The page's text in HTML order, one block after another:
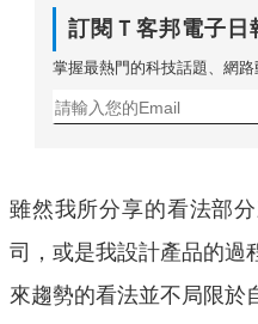
訂閱Ｔ客邦電子日
掌握最熱門的科技話題、網
雖然我所分享的看法部
司，或是我設計產品的過
來趨勢的看法並不局限於